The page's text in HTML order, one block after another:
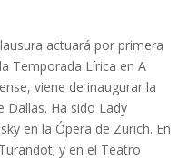
actuará por primera
Temporada Lírica en A
viene de inaugurar la
Ha sido Lady
en la Ópera de Zurich. En
y en el Teatro